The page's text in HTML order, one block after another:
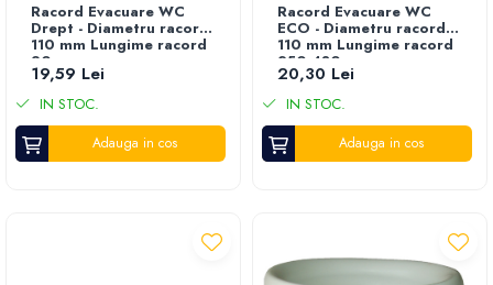
Racord Evacuare WC
Drept - Diametru racord
110 mm Lungime racord
90 mm
19,59 Lei
IN STOC.
Adauga in cos
Racord Evacuare WC
ECO - Diametru racord
110 mm Lungime racord
250-480 mm
20,30 Lei
IN STOC.
Adauga in cos